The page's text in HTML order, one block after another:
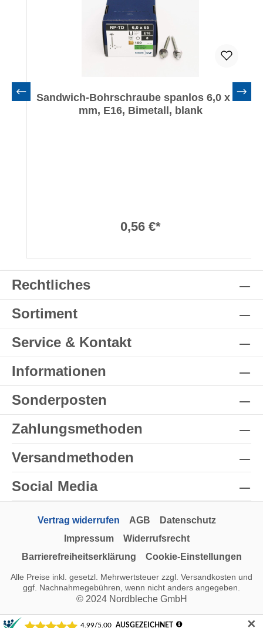
Sandwich-Bohrschraube spanlos 6,0 x 65
mm, E16, Bimetall, blank
0,56 €*
Rechtliches
Sortiment
Service & Kontakt
Informationen
Sonderposten
Zahlungsmethoden
Versandmethoden
Social Media
Vertrag widerrufen AGB
Datenschutz
Impressum
Widerrufsrecht
Barrierefreiheitserklärung
Cookie-Einstellungen
Alle Preise inkl. gesetzl. Mehrwertsteuer zzgl. Versandkosten und
ggf. Nachnahmegebühren, wenn nicht anders angegeben.
© 2024 Nordbleche GmbH
✕